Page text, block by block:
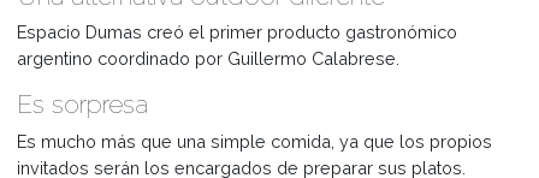
Que se entretengan al máximo con el aprendizaje y que
luego elaboren las recetas.
Nuestra propuesta
Una alternativa outdoor diferente